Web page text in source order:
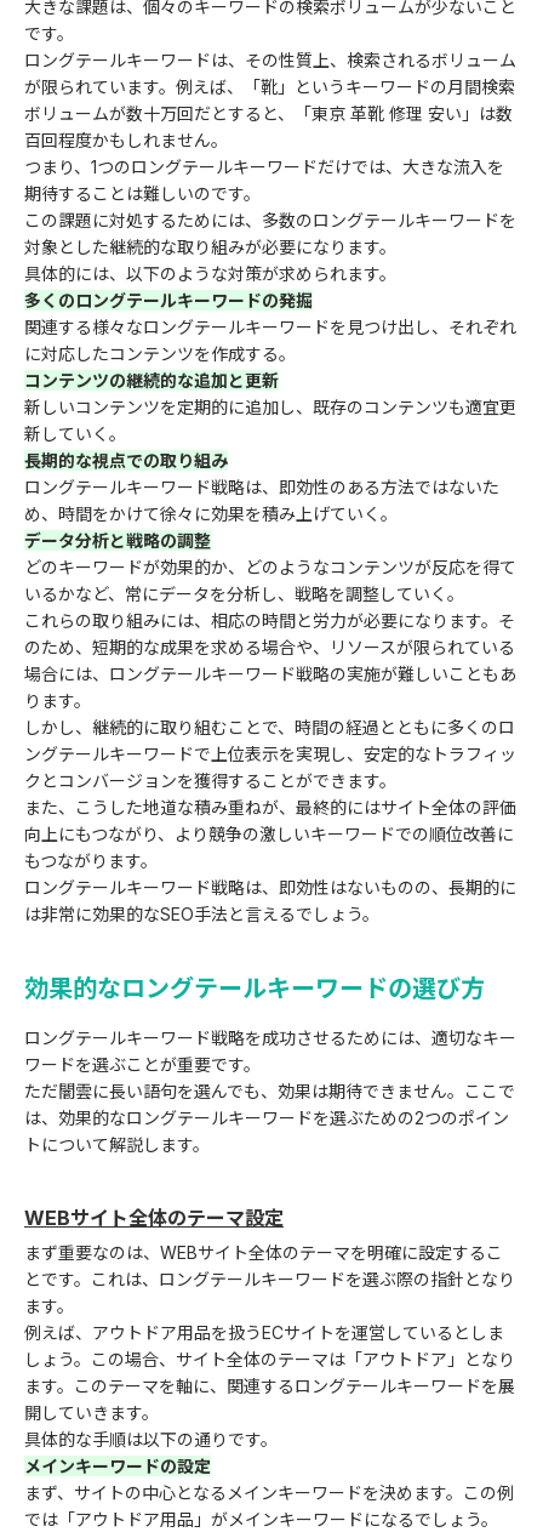
大きな課題は、個々のキーワードの検索ボリュームが少ないこと
です。
ロングテールキーワードは、その性質上、検索されるボリューム
が限られています。例えば、「靴」というキーワードの月間検索
ボリュームが数十万回だとすると、「東京 革靴 修理 安い」は数
百回程度かもしれません。
つまり、1つのロングテールキーワードだけでは、大きな流入を
期待することは難しいのです。
この課題に対処するためには、多数のロングテールキーワードを
対象とした継続的な取り組みが必要になります。
具体的には、以下のような対策が求められます。
多くのロングテールキーワードの発掘
関連する様々なロングテールキーワードを見つけ出し、それぞれ
に対応したコンテンツを作成する。
コンテンツの継続的な追加と更新
新しいコンテンツを定期的に追加し、既存のコンテンツも適宜更
新していく。
長期的な視点での取り組み
ロングテールキーワード戦略は、即効性のある方法ではないた
め、時間をかけて徐々に効果を積み上げていく。
データ分析と戦略の調整
どのキーワードが効果的か、どのようなコンテンツが反応を得て
いるかなど、常にデータを分析し、戦略を調整していく。
これらの取り組みには、相応の時間と労力が必要になります。そ
のため、短期的な成果を求める場合や、リソースが限られている
場合には、ロングテールキーワード戦略の実施が難しいこともあ
ります。
しかし、継続的に取り組むことで、時間の経過とともに多くのロ
ングテールキーワードで上位表示を実現し、安定的なトラフィッ
クとコンバージョンを獲得することができます。
また、こうした地道な積み重ねが、最終的にはサイト全体の評価
向上にもつながり、より競争の激しいキーワードでの順位改善に
もつながります。
ロングテールキーワード戦略は、即効性はないものの、長期的に
は非常に効果的なSEO手法と言えるでしょう。
効果的なロングテールキーワードの選び方
ロングテールキーワード戦略を成功させるためには、適切なキー
ワードを選ぶことが重要です。
ただ闇雲に長い語句を選んでも、効果は期待できません。ここで
は、効果的なロングテールキーワードを選ぶための2つのポイン
トについて解説します。
WEBサイト全体のテーマ設定
まず重要なのは、WEBサイト全体のテーマを明確に設定するこ
とです。これは、ロングテールキーワードを選ぶ際の指針となり
ます。
例えば、アウトドア用品を扱うECサイトを運営しているとしま
しょう。この場合、サイト全体のテーマは「アウトドア」となり
ます。このテーマを軸に、関連するロングテールキーワードを展
開していきます。
具体的な手順は以下の通りです。
メインキーワードの設定
まず、サイトの中心となるメインキーワードを決めます。この例
では「アウトドア用品」がメインキーワードになるでしょう。